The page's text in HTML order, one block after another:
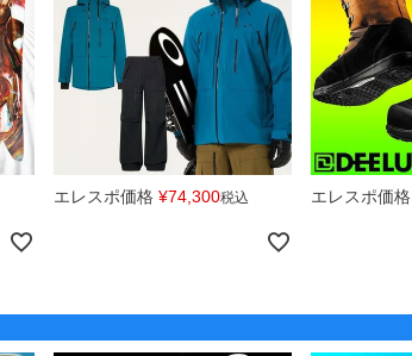
エレスポ価格 ¥74,300税込 エレスポ価格